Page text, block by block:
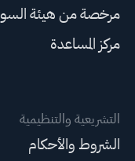
مرخصة من هيئة السوق
مركز المساعدة
التشريعية والتنظيمية
الشروط والأحكام